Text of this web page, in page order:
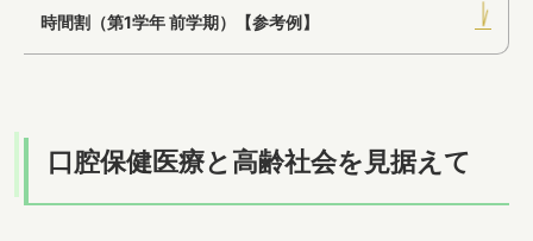
歯科衛生学科
時間割（第1学年 前学期）【参考例】
口腔保健医療と高齢社会を見据えて